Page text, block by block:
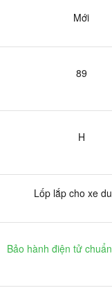
Mới
89
H
Lốp lắp cho xe
Bảo hành điện tử